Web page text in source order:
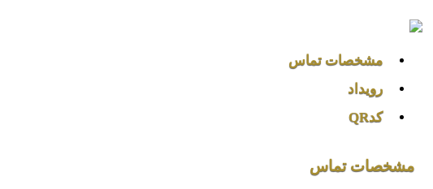
مشخصات تماس
رویداد
کدQR
مشخصات تماس